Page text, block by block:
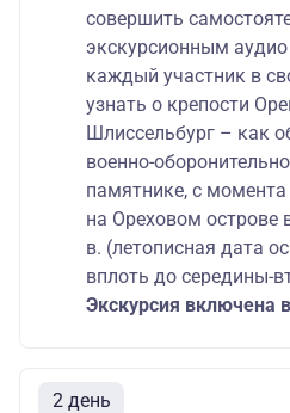
совершить
экскурсионным
каждый участник в
узнать о крепости
Шлиссельбург – как
военно-
памятнике, с
на Ореховом острове
в. (летописная дата
вплоть до середины-
Экскурсия включена
2 день